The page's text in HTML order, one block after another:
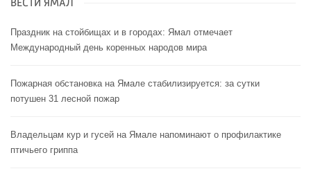
ВЕСТИ ЯМАЛ
Праздник на стойбищах и в городах: Ямал отмечает
Международный день коренных народов мира
Пожарная обстановка на Ямале стабилизируется: за сутки
потушен 31 лесной пожар
Владельцам кур и гусей на Ямале напоминают o профилактике
птичьего гриппа